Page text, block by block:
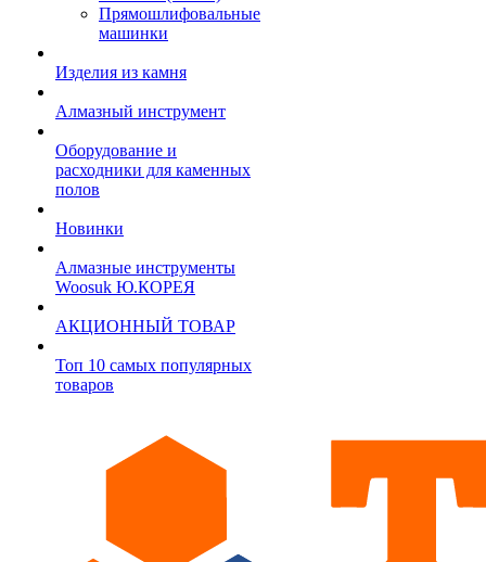
Прямошлифовальные
машинки
Изделия из камня
Алмазный инструмент
Оборудование и
расходники для каменных
полов
Новинки
Алмазные инструменты
Woosuk Ю.КОРЕЯ
АКЦИОННЫЙ ТОВАР
Топ 10 самых популярных
товаров